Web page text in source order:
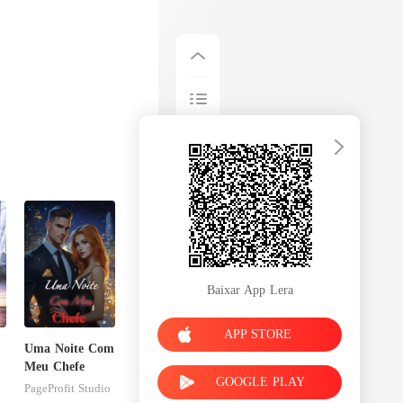
Uma Noite Com
Meu Chefe
PageProfit Studio
Baixar App Lera
APP STORE
GOOGLE PLAY